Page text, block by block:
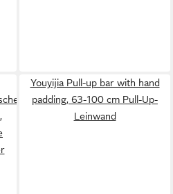
Youyijia Pull-up bar with hand
padding, 63-100 cm Pull-Up-
Leinwand